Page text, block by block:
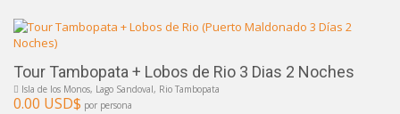
Tour Tambopata + Lobos de Rio 3 Dias 2 Noches
Isla de los Monos, Lago Sandoval, Rio Tambopata
0.00 USD$ por persona